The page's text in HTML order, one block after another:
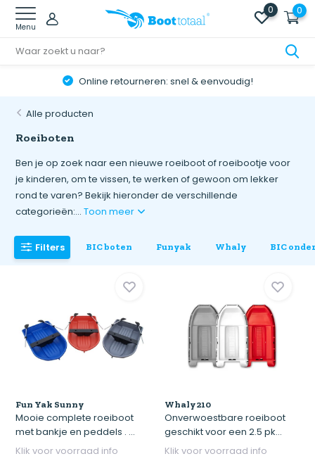
Menu
0 0
Online retourneren: snel & eenvoudig!
Alle producten
Roeiboten
Ben je op zoek naar een nieuwe roeiboot of roeibootje voor
je kinderen, om te vissen, te werken of gewoon om lekker
rond te varen? Bekijk hieronder de verschillende
categorieën:...Toon meer
Filters BIC boten Funyak Whaly BIC
Fun Yak Sunny
Mooie complete roeiboot
met bankje en peddels . ...
Klik voor voorraad info
Whaly 210
Onverwoestbare roeiboot
geschikt voor een 2.5 pk...
Klik voor voorraad info